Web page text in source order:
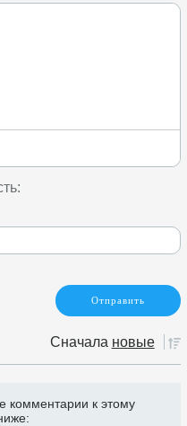
Сначала новые
комментарии к этому